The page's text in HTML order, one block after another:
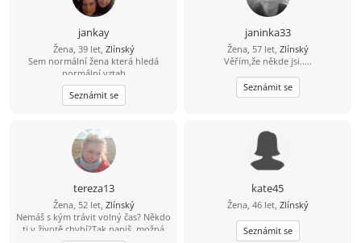
jankay
Žena, 39 let, Zlínský
Sem normální žena která hledá
normální vztah
Seznámit se
janinka33
Žena, 57 let, Zlínský
Věřím,že někde jsi.....
Seznámit se
tereza13
Žena, 52 let, Zlínský
Nemáš s kým trávit volný čas? Někdo
ti v životě chybí?Tak napiš, možná
kate45
Žena, 46 let, Zlínský
Seznámit se